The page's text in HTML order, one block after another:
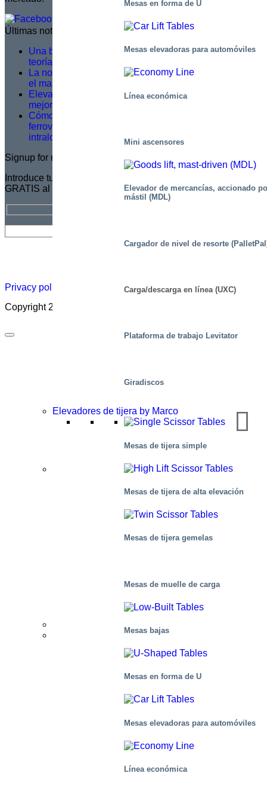
Mesas en forma de U
Mesas elevadoras para automóviles
Línea económica
Mini ascensores
Elevador de mercancías, accionado
mástil (MDL)
Cargador de nivel de resorte
Carga/descarga en línea (UXC)
Plataforma de trabajo Levitator
Giradiscos
Accesorios
Últimas noticias
Una buena formación en servicio no se basa en la
teoría, sino en lo que ocurre sobre el terreno
La norma EN 1570-1:2024 pasa a ser obligatoria para
el marcado CE: lo que necesita saber
Elevación más inteligente, trabajo más seguro: una
mejora logística en Dagab
Cómo las plataformas inteligentes de picking
ferroviario resuelven los principales retos
intralogísticos
Signup for newsletter
Introduce tu dirección de correo electrónico para suscribirte
GRATIS al Boletín de Marco
Privacy policy
Sales conditions |Code of Conduct
Copyright 2026 ©
Elevadores de tijera by Marco
Mesas de tijera simple
Mesas de tijera de alta elevación
Mesas de tijera gemelas
Mesas de muelle de carga
Mesas bajas
Mesas en forma de U
Mesas elevadoras para automóviles
Línea económica